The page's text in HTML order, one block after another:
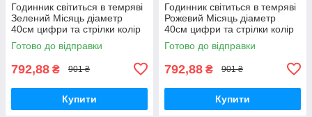
Годинник світиться в темряві
Зелений Місяць діаметр
40см цифри та стрілки колір
золото
Готово до відправки
792,88 ₴ 901 ₴
Купити
Годинник світиться в темряві
Рожевий Місяць діаметр
40см цифри та стрілки колір
золото
Готово до відправки
792,88 ₴ 901 ₴
Купити